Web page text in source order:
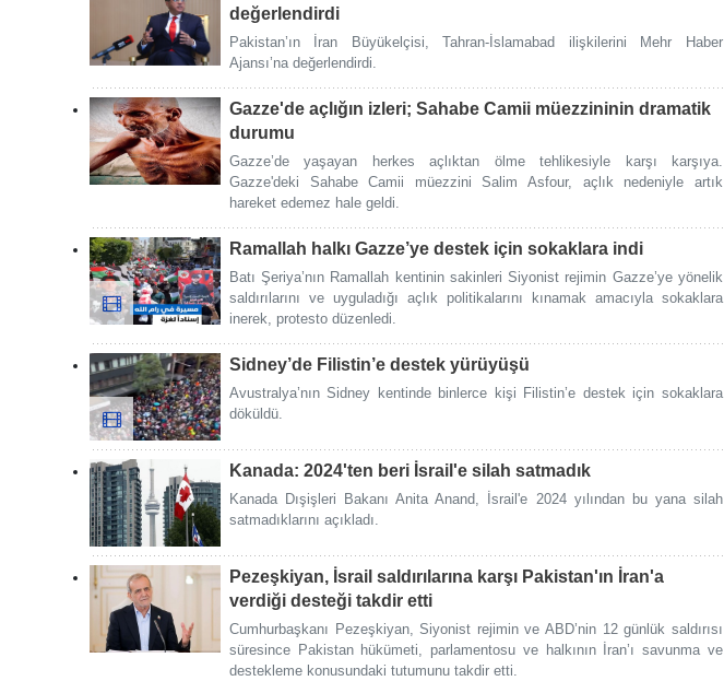
değerlendirdi
Pakistan’ın İran Büyükelçisi, Tahran-İslamabad ilişkilerini Mehr Haber
Ajansı’na değerlendirdi.
Gazze'de açlığın izleri; Sahabe Camii müezzininin dramatik
durumu
Gazze’de yaşayan herkes açlıktan ölme tehlikesiyle karşı karşıya.
Gazze'deki Sahabe Camii müezzini Salim Asfour, açlık nedeniyle artık
hareket edemez hale geldi.
Ramallah halkı Gazze’ye destek için sokaklara indi
Batı Şeriya’nın Ramallah kentinin sakinleri Siyonist rejimin Gazze’ye yönelik
saldırılarını ve uyguladığı açlık politikalarını kınamak amacıyla sokaklara
inerek, protesto düzenledi.
Sidney’de Filistin’e destek yürüyüşü
Avustralya’nın Sidney kentinde binlerce kişi Filistin’e destek için sokaklara
döküldü.
Kanada: 2024'ten beri İsrail'e silah satmadık
Kanada Dışişleri Bakanı Anita Anand, İsrail'e 2024 yılından bu yana silah
satmadıklarını açıkladı.
Pezeşkiyan, İsrail saldırılarına karşı Pakistan'ın İran'a
verdiği desteği takdir etti
Cumhurbaşkanı Pezeşkiyan, Siyonist rejimin ve ABD’nin 12 günlük saldırısı
süresince Pakistan hükümeti, parlamentosu ve halkının İran’ı savunma ve
destekleme konusundaki tutumunu takdir etti.